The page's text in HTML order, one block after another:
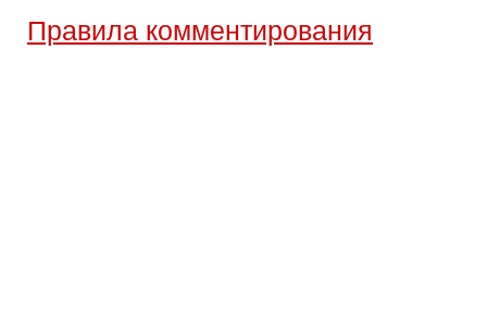
Правила комментирования